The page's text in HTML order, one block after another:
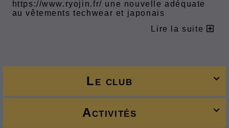

Le club

Activités
https://www.ryojin.fr/ une nouvelle adéquate
au vêtements techwear et japonais
Lire la suite